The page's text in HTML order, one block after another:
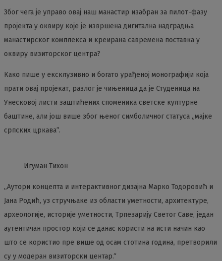
Због чега је управо овај наш манастир изабран за пилот-фазу
пројекта у оквиру које је извршена дигитална надградња
манастирског комплекса и креирана савремена поставка у
оквиру визиторског центра?
Како пише у ексклузивно и богато урађеној монографији која
прати овај пројекат, разлог је чињеница да је Студеница на
Унесковој листи заштићених споменика светске културне
баштине, али још више због њеног симболичног статуса „мајке
српских цркава”.
Игуман Тихон
„Аутори концепта и интерактивног дизајна Марко Тодоровић и
Јана Родић, уз стручњаке из области уметности, архитектуре,
археологије, историје уметности, Трпезарију Светог Саве, један
аутентичан простор који се данас користи на исти начин као
што се користио пре више од осам стотина година, претворили
су у модеран визиторски центар.“